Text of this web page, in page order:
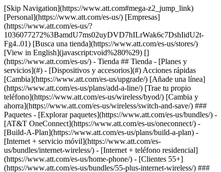
[Skip Navigation](https://www.att.com#mega-z2_jump_link) [Personal](https://www.att.com/es-us/) [Empresas](https://www.att.com/es-us/?1036077272%3BamdU7ms02uyDVD7hILrWak6c7DshIidU2t-Fg4..01) [Busca una tienda](https://www.att.com/es-us/stores/) [View in English](javascript:void%280%29) [](https://www.att.com/es-us/) - Tienda ## Tienda - [Planes y servicios](#) - [Dispositivos y accesorios](#) Acciones rápidas [Cambia](https://www.att.com/es-us/upgrade/) [Añade una línea](https://www.att.com/es-us/plans/add-a-line/) [Trae tu propio teléfono](https://www.att.com/es-us/wireless/byod/) [Cambia y ahorra](https://www.att.com/es-us/wireless/switch-and-save/) ### Paquetes - [Explorar paquetes](https://www.att.com/es-us/bundles/) - [AT&T OneConnect](https://www.att.com/es-us/oneconnect/) - [Build-A-Plan](https://www.att.com/es-us/plans/build-a-plan) - [Internet + servicio móvil](https://www.att.com/es-us/bundles/internet-wireless/) - [Internet + teléfono residencial](https://www.att.com/es-us/home-phone/) - [Clientes 55+](https://www.att.com/es-us/bundles/55-plus-internet-wireless/) ### Móvil - [Explora servicio móvil](https://www.att.com/es-us/wireless/) - [Planes de teléfonos](https://www.att.com/es-us/plans/wireless/) - [Cobertura de la red](https://www.att.com/es-us/maps/wireless-coverage.html) - [Prepago](https://www.att.com/es-us/prepaid/) - [Adicionales internacionales](https://www.att.com/es-us/international/) - [Auto conectado](https://www.att.com/es-us/plans/connected-car/) ### Internet residencial - [Explora internet residencial](https://www.att.com/es-us/internet/) - [Ve la disponibilidad](https://www.att.com/es-us/buy/internet/plans/) - [AT&T Fiber](https://www.att.com/es-us/internet/fiber/) - [AT&T Internet Air](https://www.att.com/es-us/internet/internet-air/) - [Teléfono residencial](https://www.att.com/es-us/home-phone/services/) [__Ahorra a lo grande en todo__ __regreso a clases__ \ Ver ofertas](https://www.att.com/es-us/deals/back-to-school/) Últimas novedades [Samsung Galaxy Z Fold8](https://www.att.com/es-us/buy/phones/samsung-galaxy-z-fold8.html) [iPhone 17 Pro](https://www.att.com/es-us/buy/phones/apple-iphone-17-pro.html) [AirPods Pro 3](https://www.att.com/es-us/buy/accessories/Headphones/apple-airpods-pro-3.html) [Google Pixel 10 Pro](https://www.att.com/es-us/buy/phones/google-pixel-10-pro.html) ### Dispositivos - [Teléfonos](https://www.att.com/es-us/buy/phones/) - [Teléfonos prepagados](https://www.att.com/es-us/buy/prepaid-phones/) - [Tablets](https://www.att.com/es-us/buy/tablets/) - [Relojes inteligentes](https://www.att.com/es-us/buy/wearables/) - [Usado certificado de AT&T](https://www.att.com/es-us/buy/phones/browse/att-certified-preowned) ### Accesorios - [Ver todos los accesorios](https://www.att.com/es-us/accessories/) - [Estuches](https://www.att.com/es-us/buy/accessories/browse/cases/) - [Cargadores](https://www.att.com/es-us/buy/accessories/browse/chargers/) - [Protector para pantalla](https://www.att.com/es-us/buy/accessories/browse/screen-protectors/) - [Audífonos](https://www.att.com/es-us/buy/accessories/browse/headphones/) ### Brands - [Apple](https://www.att.com/es-us/buy/phones/browse/apple/) - [Samsung](https://www.att.com/es-us/buy/phones/browse/samsung/) - [Motorola](https://www.att.com/es-us/buy/phones/browse/motorola/) - [Google](https://www.att.com/es-us/buy/phones/browse/google/) - [Meta](https://www.att.com/es-us/buy/accessories/browse/all/meta/) [__Obtén el nuevo Samsung Galaxy Z Fold8 por $0 con intercambio elegible__ \ Reserva](https://www.att.com/es-us/buy/phones/samsung-galaxy-z-fold8.html) - Ofertas ## Ofertas - [Nuevos y destacados](#) - [Descuentos para clientes](#) Destacados [Ve todas las ofertas](https://www.att.com/es-us/deals/) [Ofertas de servicio móvil](https://www.att.com/es-us/deals/cell-phone-deals/) [Ofertas de internet](https://www.att.com/es-us/deals/internet/) [Ofertas de intercambio](https://www.att.com/es-us/buy/phones/browse/tradeinoffer/) [Sin ofertas de intercambio](https://www.att.com/es-us/buy/phones/browse/nontradeinoffer/) ### Ofertas de tendencia - [Samsung Galaxy](https://www.att.com/es-us/buy/phones/browse/samsung_hasdeals_value_nontradeinoffer_tradeinoffer/) - [Apple iPhone](https://www.att.com/es-us/buy/phones/browse/apple_hasdeals_value_nontradeinoffer_tradeinoffer/) - [Menos de $50](https://www.att.com/es-us/buy/accessories/browse/all/price-range-25-50_price-range-5-25_5-and-under/) - [Ofertas de regreso a clases](https://www.att.com/es-us/deals/back-to-school/) ### Ofertas de dispositivos y accesorios - [Teléfonos](https://www.att.com/es-us/buy/phones/browse/hasdeals_value_nontradeinoffer_tradeinoffer/) - [Teléfonos prepagados](https://www.att.com/es-us/buy/prepaid-phones/browse/hasdeals/) - [Tablets](https://www.att.com/es-us/buy/tablets/browse/hasdeals_nontradeinoffer/) - [Relojes inteligentes](https://www.att.com/es-us/buy/wearables/browse/hasdeals_nontradeinoffer/) - [Ofertas de accesorios](https://www.att.com/es-us/buy/accessories/browse/all/deals/) ### Suscripciones - [AT&T OneConnect](https://www.att.com/es-us/oneconnect/) [__Cámbiate a AT&T y averigua cómo obtener hasta $800 por línea para terminar tu contrato__ \ Compra ahora](https://www.att.com/es-us/buy/phones/) ### Descuentos por ocupación - [Empleados de empresas](https://www.att.com/es-us/verification/signaturehub/#employment) - [Militares y veteranos](https://www.att.com/es-us/offers/discount-program/military-discount/) - [Maestros](https://www.att.com/es-us/offers/discount-program/teacher/) - [Enfermeros y médicos](https://www.att.com/es-us/verification/signaturehub/#medical) - [Personal de emergencias activo](https://www.att.com/es-us/firstnetandfamily/) ### Descuentos por afiliación - [Clientes 55+](https://www.att.com/es-us/verification/signaturehub/#age) - [Personal retirado del servicio de emergencia](https://www.att.com/es-us/offers/discount-program/retired-responders/) - [Trabajadores de sindicatos](https://www.att.com/es-us/offers/discount-program/union-discount/) - [Estudiantes](https://www.att.com/es-us/verification/signaturehub/#student) ### Ahorros para socios - [Descuento con tarjeta de crédito](https://www.att.com/es-us/?1036077272%3BamdU7ms02uyDVD7hIidU2t-FgOyvGkzT7uyJVm497PywgLdW2iYTVis9IZcUaO3.z1) - [Beneficios y más](https://andmorebenefits.att.com/root-discovery) [__Maestros: ahorra hasta $150 por línea y hasta un 20% en planes__ \ Obtén detalles](https://www.att.com/es-us/offers/discount-program/teacher/) - La diferencia de AT&T ## La diferencia de AT&T - [Nuestra ventaja competitiva](#) ### ¿Por qué elegirnos? - [Garantía AT&T](https://www.att.com/es-us/why-att/guarantee/) - [Por qué AT&T](https://www.att.com/es-us/why-att/) - [AT&T vs. T-Mobile y Verizon](https://www.att.com/es-us/wireless/switch-and-save/#compare-us) - [AT&T Fiber vs. Spectrum y Xfinity](https://www.att.com/es-us/internet/fiber/#compare-us) - [Prueba AT&T gratis](https://www.att.com/es-us/wireless/free-trial/) - [Cambia y ahorra](https://www.att.com/es-us/wireless/switch-and-save/) ### Cobertura excepcional - [Mapa de cobertura 5G](https://www.att.com/es-us/maps/wireless-coverage.html) - [Mapa de cobertura de fibra óptica](https://www.att.com/es-us/internet/fiber/coverage-map/) [__La mejor garantía de Estados Unidos__ \ Obtén detalles](https://www.att.com/es-us/why-att/guarantee/) - Ayuda ## Ayuda - [Factura y cuenta](#) - [Móvil](#) - [Internet](#) Acciones rápidas [Ve toda la ayuda](https://www.att.com/es-us/support/) [Ver mi cuenta](https://www.att.com/es-us/acctmgmt/overview) [Centro de pagos](https://www.att.com/es-us/acctmgmt/mypaymentcenter) [Centro de facturación](https://www.att.com/es-us/acctmgmt/billing/mybillingcenter) ### Factura y pagos - [Comprende tu factura](https://www.att.com/es-us/support/my-account/understand-your-bill/) - [Averigua por qué tu factura cambió](https://www.att.com/es-us/support/article/my-account/KM1051879/) - [Configura y administra AutoPay](https://www.att.com/es-us/acctmgmt/mypaymentcenter?intent=MANAGEAUTOPAY) - [Ve las cuotas de los dispositivos](https://www.att.com/es-us/acctmgmt/payment/installmentplandetails) - [Pagar sin iniciar sesión](https://www.att.com/es-us/acctmgmt/fastpmt/fastpay) ### Cuenta - [Cambiar o restablecer contraseña](https://www.att.com/es-us/support/article/my-account/KM1008941/) - [Añade o elimina cuentas](https://www.att.com/es-us/support/article/my-account/KM1008925/) - [Traslada el servicio de internet](https://www.att.com/es-us/help/moving/) - [Ve tus pedidos y reclamaciones](https://www.att.com/es-us/orders/history) - [Más ayuda con la cuenta](https://www.att.com/es-us/support/my-account/) [__La mejor garantía de Estados Unidos__ \ Obtén detalles](https://www.att.com/es-us/why-att/guarantee/) Acciones rápidas [Administrar mi servicio móvil](https://www.att.com/es-us/acctmgmt/mywireless) [Rastrear mi pedido](https://www.att.com/es-us/orders/history) [Añade AT&T International Day Pass](https://www.att.com/es-us/acctmgmt/signin?intent=DEEPLINK&soc=IRRLHDF&level=CAT&source=ILC242589969&wtExtndSource=Megamenu) ### Mi dispositivo - [Verificar mi uso](https://www.att.com/es-us/acctmgmt/usage/mysummary) - [Administra complementos](https://www.att.com/es-us/acctmgmt/wireless/manage-addon) - [Cambiar mi plan](https://www.att.com/es-us/acctmgmt/mywireless/manageplan/) - [Añade una línea](https://www.att.com/es-us/buy/postpaid/?wlsfi=AL) - [Consultar los requisitos de cambio](https://www.att.com/es-us/buy/postpaid/?wlsfi=up) - [Activa un dispositivo móvil](https://www.att.com/es-us/